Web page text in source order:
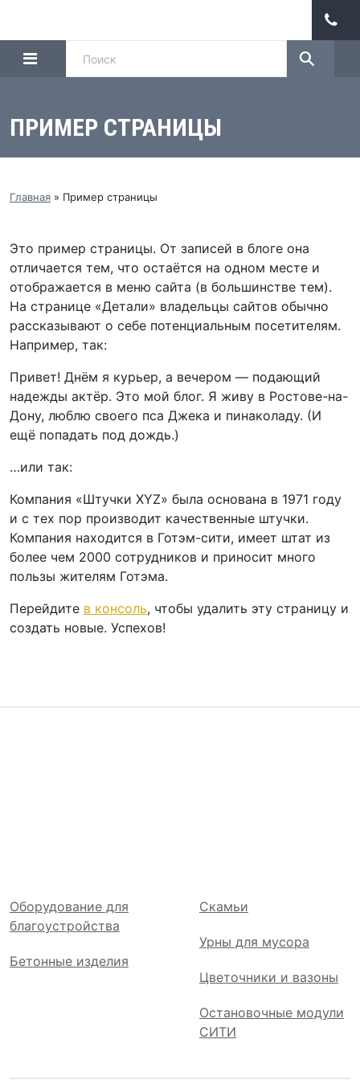
ПРИМЕР СТРАНИЦЫ
Главная » Пример страницы
Это пример страницы. От записей в блоге она
отличается тем, что остаётся на одном месте и
отображается в меню сайта (в большинстве тем).
На странице «Детали» владельцы сайтов обычно
рассказывают о себе потенциальным посетителям.
Например, так:
Привет! Днём я курьер, а вечером — подающий
надежды актёр. Это мой блог. Я живу в Ростове-на-
Дону, люблю своего пса Джека и пинаколаду. (И
ещё попадать под дождь.)
…или так:
Компания «Штучки XYZ» была основана в 1971 году
и с тех пор производит качественные штучки.
Компания находится в Готэм-сити, имеет штат из
более чем 2000 сотрудников и приносит много
пользы жителям Готэма.
Перейдите в консоль, чтобы удалить эту страницу и
создать новые. Успехов!
Оборудование для
благоустройства
Бетонные изделия
Скамьи
Урны для мусора
Цветочники и вазоны
Остановочные модули
СИТИ